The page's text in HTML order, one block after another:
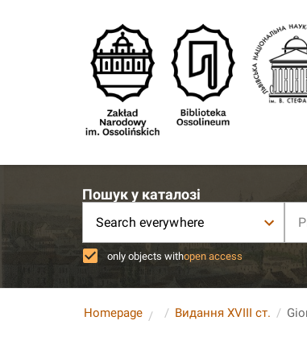
Пошук у каталозі
Search everywhere
only objects withopen access
Homepage Видання XVIII ст.